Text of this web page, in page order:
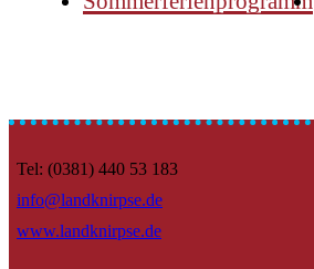
Tel: (0381) 440 53 183
info@landknirpse.de
www.landknirpse.de